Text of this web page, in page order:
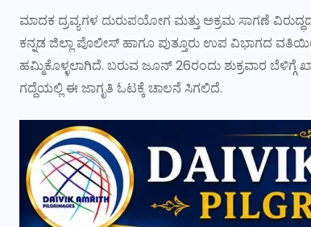
ಮಾದಕ ದ್ರವ್ಯಗಳ ದುರುಪಯೋಗ ಮತ್ತು ಅಕ್ರಮ ಸಾಗಣೆ
ಕನ್ನಡ ಜಿಲ್ಲಾ ಪೊಲೀಸ್ ಹಾಗೂ ಪುತ್ತೂರು ಉಪ ವಿಭಾಗದ
ಹಮ್ಮಿಕೊಳ್ಳಲಾಗಿದೆ. ಬರುವ ಜೂನ್ 26ರಂದು ಶುಕ್ರವಾರ ಬೆಳಿಗ್ಗೆ
ಗದ್ದೆಯಲ್ಲಿ ಈ ಜಾಗೃತಿ ಓಟಕ್ಕೆ ಚಾಲನೆ ಸಿಗಲಿದೆ.